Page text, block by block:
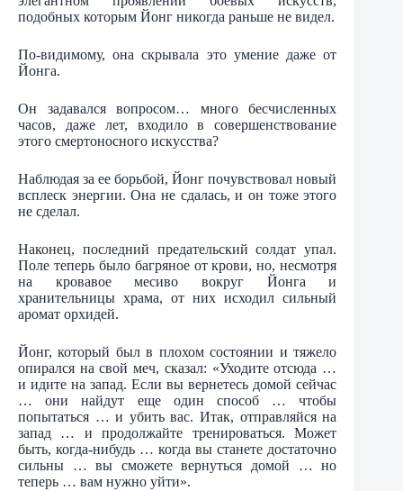
подобных которым Йонг никогда раньше не видел.
По-видимому, она скрывала это умение даже от
Йонга.
Он задавался вопросом… много бесчисленных
часов, даже лет, входило в совершенствование
этого смертоносного искусства?
Наблюдая за ее борьбой, Йонг почувствовал новый
всплеск энергии. Она не сдалась, и он тоже этого
не сделал.
Наконец, последний предательский солдат упал.
Поле теперь было багряное от крови, но, несмотря
на кровавое месиво вокруг Йонга и
хранительницы храма, от них исходил сильный
аромат орхидей.
Йонг, который был в плохом состоянии и тяжело
опирался на свой меч, сказал: «Уходите отсюда …
и идите на запад. Если вы вернетесь домой сейчас
… они найдут еще один способ … чтобы
попытаться … и убить вас. Итак, отправляйся на
запад … и продолжайте тренироваться. Может
быть, когда-нибудь … когда вы станете достаточно
сильны … вы сможете вернуться домой … но
теперь … вам нужно уйти».